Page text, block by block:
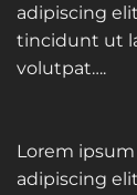
adipiscing
tincidunt ut
volutpat….
Lorem
adipiscing